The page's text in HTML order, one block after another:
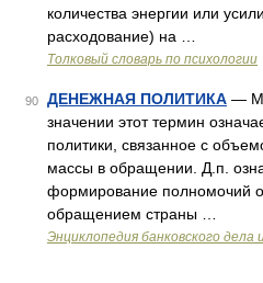
количества энергии или
расходование) на …
Толковый словарь по психологии
90 ДЕНЕЖНАЯ ПОЛИТИКА —
значении этот термин
политики, связанное с
массы в обращении. Д.п.
формирование полномочий
обращением страны …
Энциклопедия банковского дела